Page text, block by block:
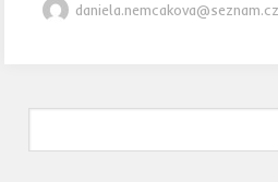
daniela.nemcakova@seznam.cz